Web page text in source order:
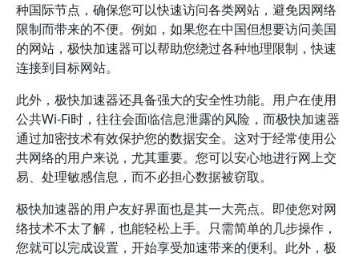
种国际节点，确保您可以快速访问各类网站，避免因网络
限制而带来的不便。例如，如果您在中国但想要访问美国
的网站，极快加速器可以帮助您绕过各种地理限制，快速
连接到目标网站。
此外，极快加速器还具备强大的安全性功能。用户在使用
公共Wi-Fi时，往往会面临信息泄露的风险，而极快加速器
通过加密技术有效保护您的数据安全。这对于经常使用公
共网络的用户来说，尤其重要。您可以安心地进行网上交
易、处理敏感信息，而不必担心数据被窃取。
极快加速器的用户友好界面也是其一大亮点。即使您对网
络技术不太了解，也能轻松上手。只需简单的几步操作，
您就可以完成设置，开始享受加速带来的便利。此外，极